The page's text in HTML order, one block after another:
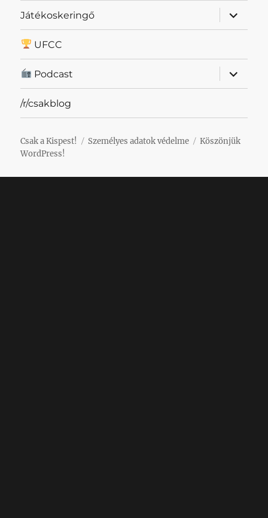
Játékoskeringő
almenü
UFCC
Podcast
almenü
/r/csakblog
Csak a Kispest! Személyes adatok védelme
Köszönjük
WordPress!